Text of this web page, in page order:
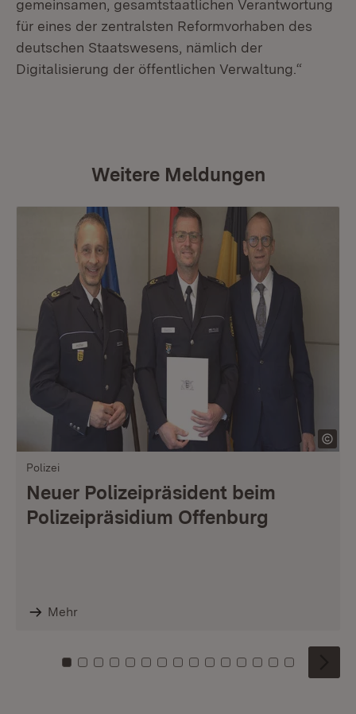
gemeinsamen, gesamtstaatlichen Verantwortung
für eines der zentralsten Reformvorhaben des
deutschen Staatswesens, nämlich der
Digitalisierung der öffentlichen Verwaltung.“
Weitere Meldungen
Polizei
Neuer Polizeipräsident beim
Polizeipräsidium Offenburg
Mehr
Zu Kachel: 0
Zu Kachel: 1
Zu Kachel: 2
Zu Kachel: 3
Zu Kachel: 4
Zu Kachel: 5
Zu Kachel: 6
Zu Kachel: 7
Zu Kachel: 8
Zu Kachel: 9
Zu Kachel: 10
Zu Kachel: 11
Zu Kachel: 12
Zu Kachel:
Zu